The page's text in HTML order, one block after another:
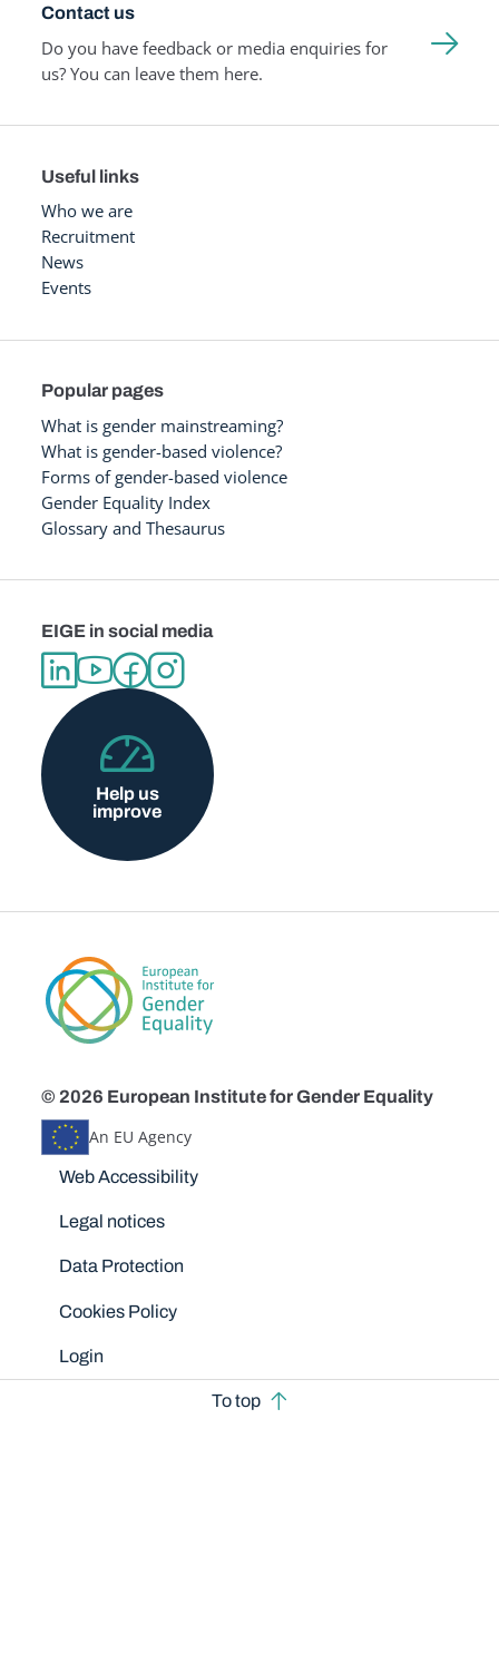
Contact us
Do you have feedback or media enquiries for
us? You can leave them here.
Useful links
Who we are
Recruitment
News
Events
Popular pages
What is gender mainstreaming?
What is gender-based violence?
Forms of gender-based violence
Gender Equality Index
Glossary and Thesaurus
EIGE in social media
Help us
improve
© 2026 European Institute for Gender Equality
An EU Agency
Disclaimers
Web Accessibility
Legal notices
Data Protection
Cookies Policy
Login
To top